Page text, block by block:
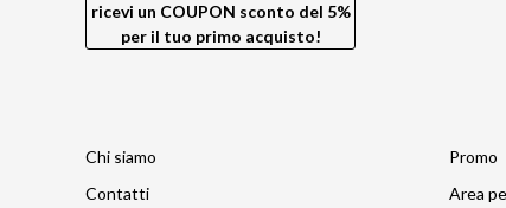
ricevi un COUPON sconto del 5%
per il tuo primo acquisto!
Chi siamo
Contatti
Promo
Area